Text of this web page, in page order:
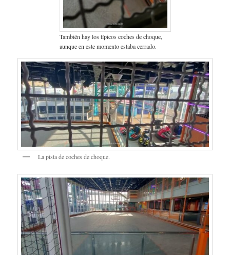
También hay los típicos coches de choque,
aunque en este momento estaba cerrado.
La pista de coches de choque.